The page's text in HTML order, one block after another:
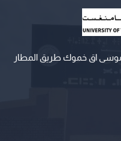
اق خموك طريق المطار